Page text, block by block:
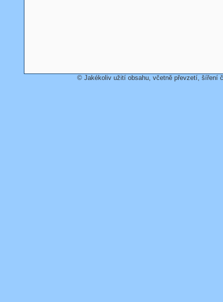
© Jakékoliv užití obsahu, včetně převzetí, šíření